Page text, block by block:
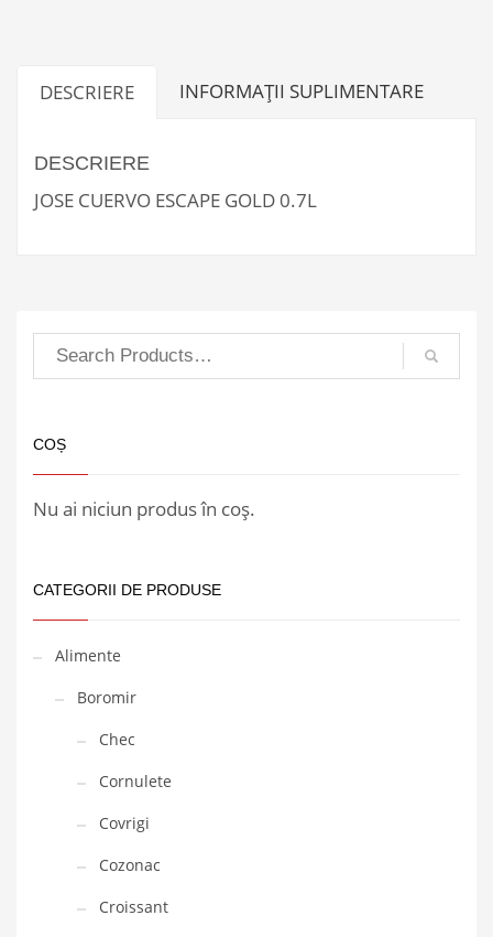
DESCRIERE INFORMAȚII SUPLIMENTARE
DESCRIERE
JOSE CUERVO ESCAPE GOLD 0.7L
COȘ
Nu ai niciun produs în coș.
CATEGORII DE PRODUSE
Alimente
Boromir
Chec
Cornulete
Covrigi
Cozonac
Croissant